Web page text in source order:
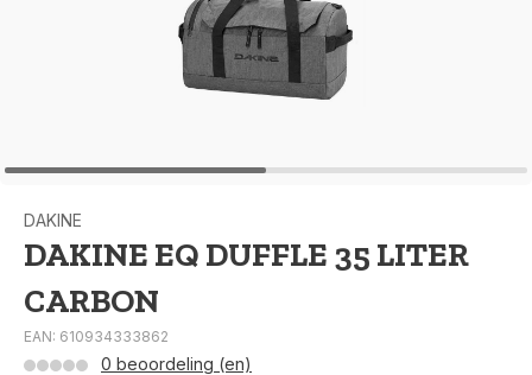
DAKINE
DAKINE EQ DUFFLE 35 LITER
CARBON
EAN: 610934333862
0 beoordeling (en)